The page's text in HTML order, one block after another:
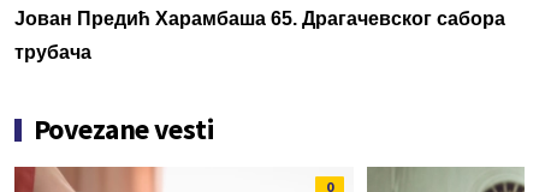
Јован Предић Харамбаша 65. Драгачевског сабора
трубача
Povezane vesti
0